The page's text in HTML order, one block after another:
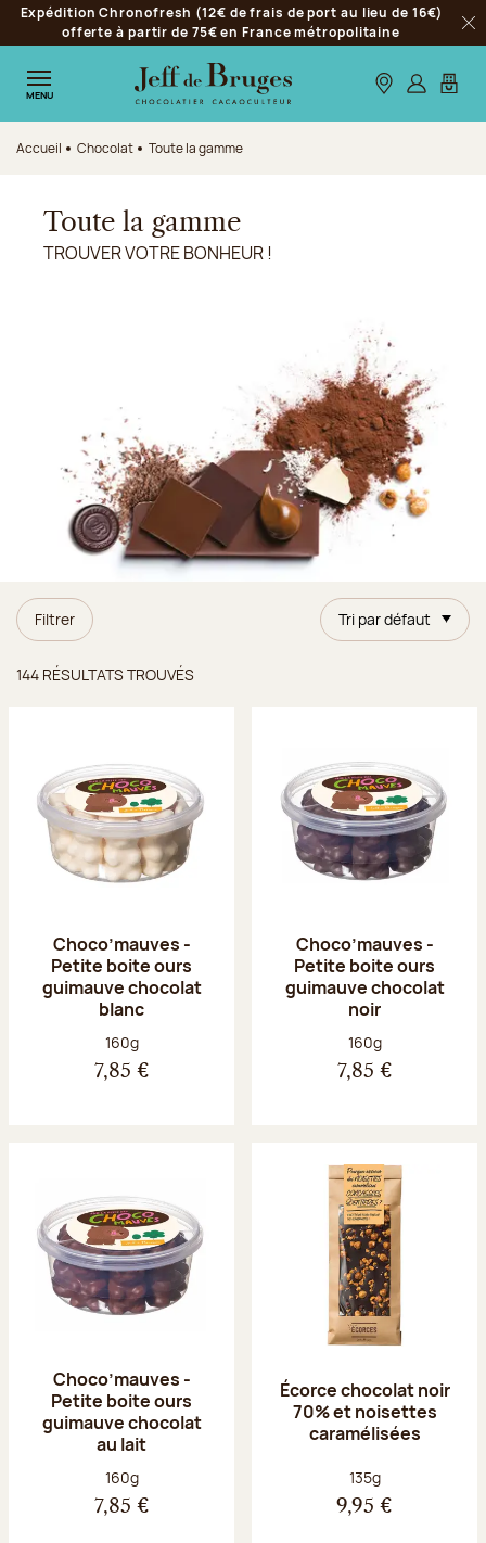
Aller à la navigation
Aller au contenu principal
Aller au pied de page
Expédition Chronofresh (12€ de frais de port au lieu de 16€)
offerte à partir de 75€ en France métropolitaine
MENU Nos boutiques
S’identifier
Mon
Accueil Chocolat Toute la gamme
Toute la gamme
TROUVER VOTRE BONHEUR !
Filtrer Tri par défaut
144 RÉSULTATS TROUVÉS
Choco’mauves -
Petite boite ours
guimauve chocolat
blanc
Poids net :
160g
7,85 €
Choco’mauves -
Petite boite ours
guimauve chocolat
noir
Poids net :
160g
7,85 €
Choco’mauves -
Petite boite ours
guimauve chocolat
au lait
Poids net :
160g
7,85 €
Écorce chocolat noir
70% et noisettes
caramélisées
Poids net :
135g
9,95 €